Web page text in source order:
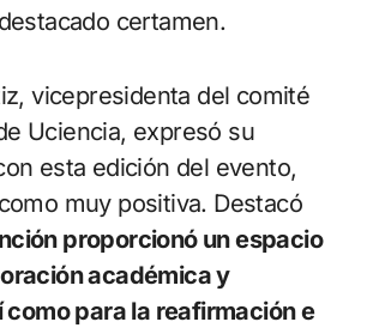
certamen.
vicepresidenta del comité
Uciencia, expresó su
esta edición del evento,
muy positiva. Destacó
proporcionó un espacio
académica y
para la reafirmación e